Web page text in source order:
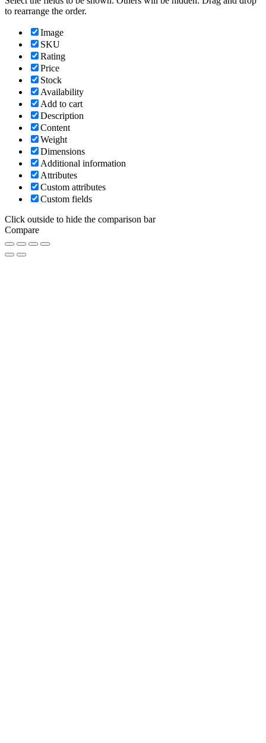
to rearrange the order.
Image
SKU
Rating
Price
Stock
Availability
Add to cart
Description
Content
Weight
Dimensions
Additional information
Attributes
Custom attributes
Custom fields
Click outside to hide the comparison bar
Compare